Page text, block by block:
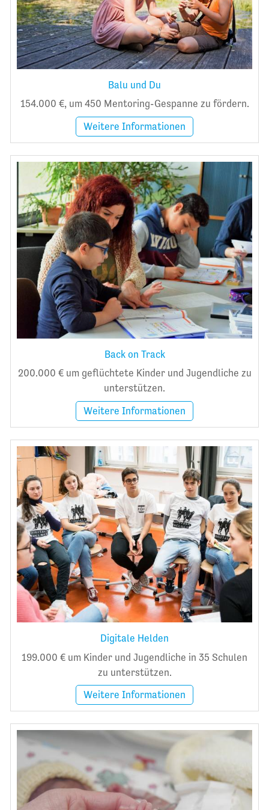
Balu und Du
154.000 €, um 450 Mentoring-Gespanne zu fördern.
Weitere Informationen
Back on Track
200.000 € um geflüchtete Kinder und Jugendliche zu
unterstützen.
Weitere Informationen
Digitale Helden
199.000 € um Kinder und Jugendliche in 35 Schulen
zu unterstützen.
Weitere Informationen